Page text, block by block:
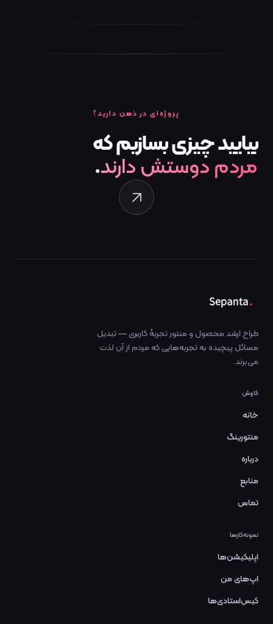
پروژه‌ای در ذهن دارید؟
بیاییدچیزیبسازیمکه
مردم دوستش دارند.
طراح ارشد محصول و منتور تجربهٔ کاربری — تبدیل
مسائل پیچیده به تجربه‌هایی که مردم از آن لذت
می‌برند.
کاوش
خانه
منتورینگ
درباره
منابع
تماس
نمونه‌کارها
اپلیکیشن‌ها
اپ‌های من
کیس‌استادی‌ها